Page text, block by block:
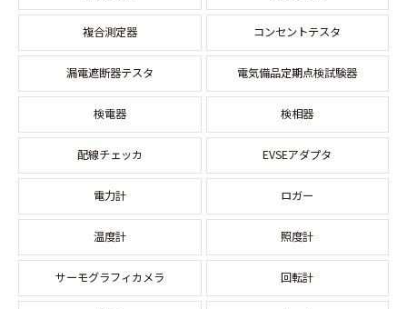
複合測定器 コンセントテスタ
漏電遮断器テスタ 電気備品定期点検試験器
検電器 検相器
配線チェッカ EVSEアダプタ
電力計 ロガー
温度計 照度計
サーモグラフィカメラ 回転計